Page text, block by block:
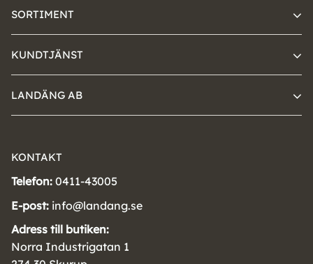
SORTIMENT
KUNDTJÄNST
LANDÄNG AB
KONTAKT
Telefon: 0411-43005
E-post: info@landang.se
Adress till butiken:
Norra Industrigatan 1